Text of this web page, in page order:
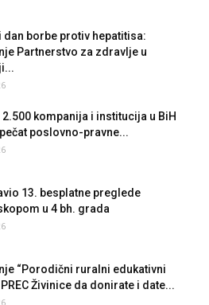
dan borbe protiv hepatitisa:
Partnerstvo za zdravlje u
kompanija i institucija u BiH
poslovno-pravne...
13. besplatne preglede
u 4 bh. grada
“Porodični ruralni edukativni
Živinice da donirate i date...